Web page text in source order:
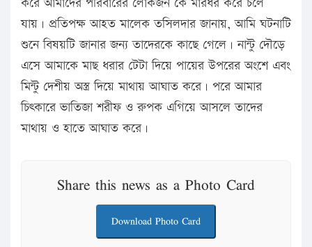
যায়। প্রতিপক্ষ আহত মালেক তসিলদার জানায়, আমি ঘটনাটি
শুনে বিষয়টি জানার জন্য তাদেরকে কাছে গেলে। নান্টু দৌড়ে
এসে আমাকে মাছ ধরার টেটা দিয়ে পায়ের উপরের অংশে এবং
মিন্টু দেশীয় অস্ত্র দিয়ে মাথায় আঘাত করে। পরে আমার
চিৎকারে ভাতিজা শরীফ ও রুপক এগিয়ে আসলে তাদের
মাথায় ও হাতে আঘাত করে।
Share this news as a Photo Card
Download Photo Card